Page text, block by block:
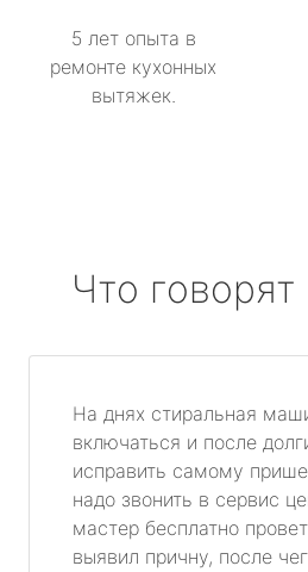
5 лет опыта в
ремонте кухонных
вытяжек.
Что
На днях стиральная
включаться и после
исправить самому
надо звонить в сервис
мастер бесплатно
выявил причну, после